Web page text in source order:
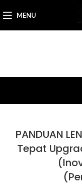
MENU
PANDUAN
Tepat